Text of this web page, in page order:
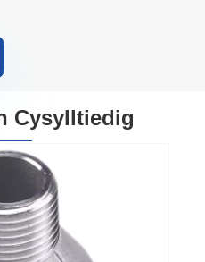
Cysylltiedig